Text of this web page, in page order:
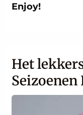
Enjoy!
Het
Seizoenen